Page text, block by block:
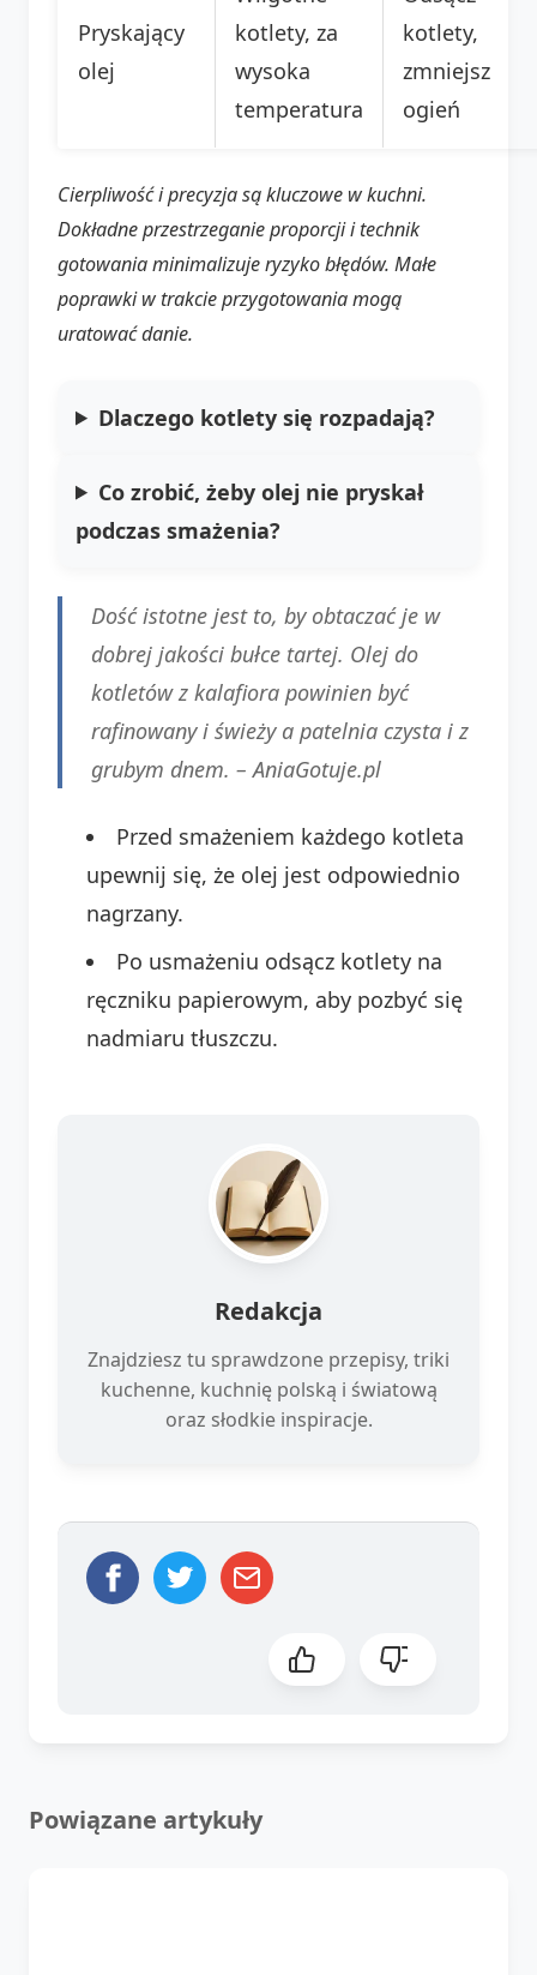
Pryskający
olej
kotlety, za
wysoka
temperatura
kotlety,
zmniejsz
ogień
Cierpliwość i precyzja są kluczowe w kuchni.
Dokładne przestrzeganie proporcji i technik
gotowania minimalizuje ryzyko błędów. Małe
poprawki w trakcie przygotowania mogą
uratować danie.
Dlaczego kotlety się rozpadają?
Co zrobić, żeby olej nie pryskał
podczas smażenia?
Dość istotne jest to, by obtaczać je w
dobrej jakości bułce tartej. Olej do
kotletów z kalafiora powinien być
rafinowany i świeży a patelnia czysta i z
grubym dnem. –AniaGotuje.pl
Przed smażeniem każdego kotleta
upewnij się, że olej jest odpowiednio
nagrzany.
Po usmażeniu odsącz kotlety na
ręczniku papierowym, aby pozbyć się
nadmiaru tłuszczu.
Redakcja
Znajdziesz tu sprawdzone przepisy, triki
kuchenne, kuchnię polską i światową
oraz słodkie inspiracje.
Powiązane artykuły